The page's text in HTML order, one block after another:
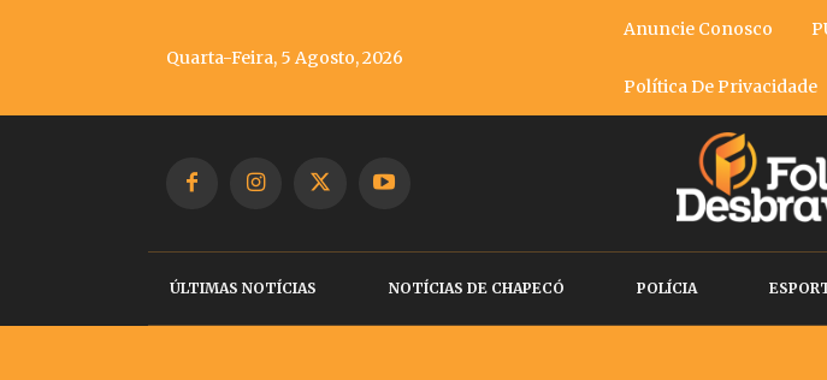
Quarta-Feira, 5 Agosto, 2026
Anuncie Conosco
Política De Privacidade
ÚLTIMAS NOTÍCIAS NOTÍCIAS DE CHAPECÓ POLÍCIA